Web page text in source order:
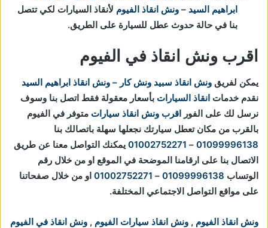
ابراهيم السيد – ونش انقاذ الفيوم لأنقاذ السيارات لكي تتصل
بنا في حالة حدوث عطل للسيارة على الطريق.
اقرب ونش انقاذ في الفيوم
يمكن لفريق ونش انقاذ سبيد ونش كار – ونش انقاذ ابراهيم السيد
نقدم خدمات انقاذ السيارات بأسعار معقولة فقط اتصل بنا وسوف
نرسل لك على الفور
اقرب ونش انقاذ سيارات متوفر في الفيوم
بالقرب من مكان تعطل سيارتك نجعلها سهلة باتصالك بنا
01099996138
–
01002752271 يمكنك التواصل معنا عن طريق
الاتصال بنا على ارقامنا الموضحة في الموقع او من خلال رقم
الوتساب 01099996138
–
01002752271 او من خلال صفحاتنا
على مواقع التواصل الاجتماعي المختلفة.
ونش انقاذ الفيوم , ونش انقاذ سيارات الفيوم , ونش انقاذ في الفيوم